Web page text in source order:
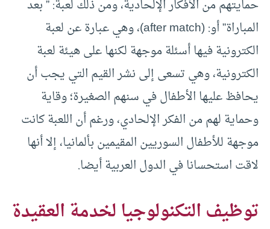
حمايتهم من الأفكار الإلحادية، ومن ذلك لعبة: ” بعد
المباراة” أو: (after match)، وهي عبارة عن لعبة
الكترونية فيها أسئلة موجهة لكنها على هيئة لعبة
الكترونية، وهي تسعى إلى نشر القيم التي يجب أن
يحافظ عليها الأطفال في سنهم الصغيرة؛ وقاية
وحماية لهم من الفكر الإلحادي، ورغم أن اللعبة كانت
موجهة للأطفال السوريين المقيمين بألمانيا، إلا أنها
لاقت استحسانا في الدول العربية أيضا.
توظيف التكنولوجيا لخدمة العقيدة